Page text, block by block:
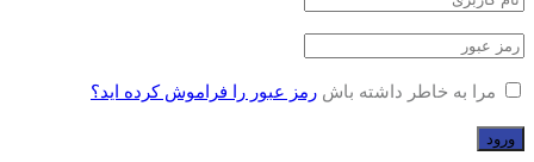
مرا به خاطر داشته باش رمز عبور را فراموش کرده اید؟